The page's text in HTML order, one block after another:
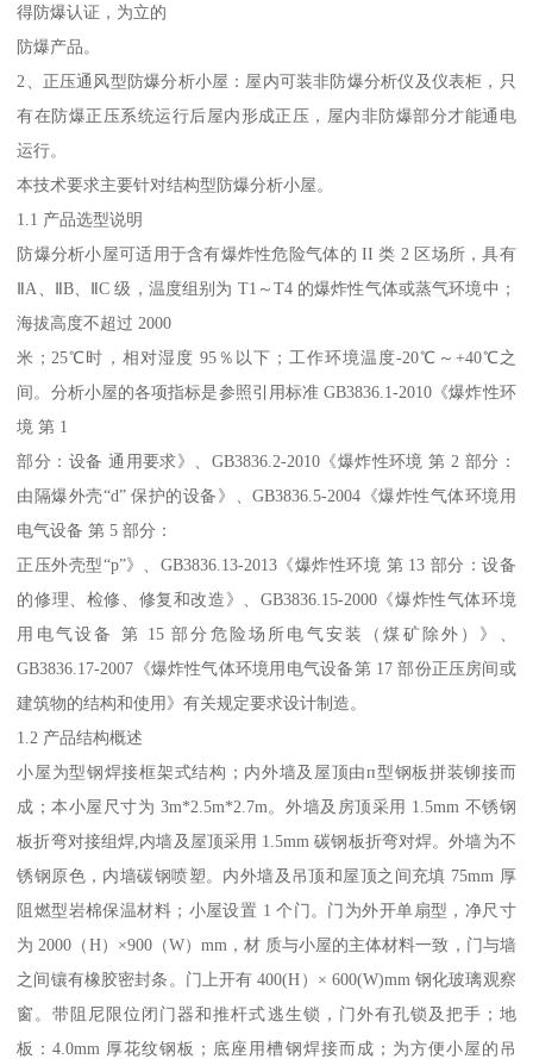
得防爆认证，为立的
防爆产品。
2、正压通风型防爆分析小屋：屋内可装非防爆分析仪及仪表柜，只
有在防爆正压系统运行后屋内形成正压，屋内非防爆部分才能通电
运行。
本技术要求主要针对结构型防爆分析小屋。
1.1 产品选型说明
防爆分析小屋可适用于含有爆炸性危险气体的 II 类 2 区场所，具有
ⅡA、ⅡB、ⅡC 级，温度组别为 T1～T4 的爆炸性气体或蒸气环境中；
海拔高度不超过 2000
米；25℃时，相对湿度 95％以下；工作环境温度-20℃～+40℃之
间。分析小屋的各项指标是参照引用标准 GB3836.1-2010《爆炸性环
境 第 1
部分：设备 通用要求》、GB3836.2-2010《爆炸性环境 第 2 部分：
由隔爆外壳“d” 保护的设备》、GB3836.5-2004《爆炸性气体环境用
电气设备 第 5 部分：
正压外壳型“p”》、GB3836.13-2013《爆炸性环境 第 13 部分：设备
的修理、检修、修复和改造》、GB3836.15-2000《爆炸性气体环境
用电气设备 第 15 部分危险场所电气安装（煤矿除外）》、
GB3836.17-2007《爆炸性气体环境用电气设备第 17 部份正压房间或
建筑物的结构和使用》有关规定要求设计制造。
1.2 产品结构概述
小屋为型钢焊接框架式结构；内外墙及屋顶由п型钢板拼装铆接而
成；本小屋尺寸为 3m*2.5m*2.7m。外墙及房顶采用 1.5mm 不锈钢
板折弯对接组焊,内墙及屋顶采用 1.5mm 碳钢板折弯对焊。外墙为不
锈钢原色，内墙碳钢喷塑。内外墙及吊顶和屋顶之间充填 75mm 厚
阻燃型岩棉保温材料；小屋设置 1 个门。门为外开单扇型，净尺寸
为 2000（H）×900（W）mm，材 质与小屋的主体材料一致，门与墙
之间镶有橡胶密封条。门上开有 400(H）× 600(W)mm 钢化玻璃观察
窗。带阻尼限位闭门器和推杆式逃生锁，门外有孔锁及把手；地
板：4.0mm 厚花纹钢板；底座用槽钢焊接而成；为方便小屋的吊